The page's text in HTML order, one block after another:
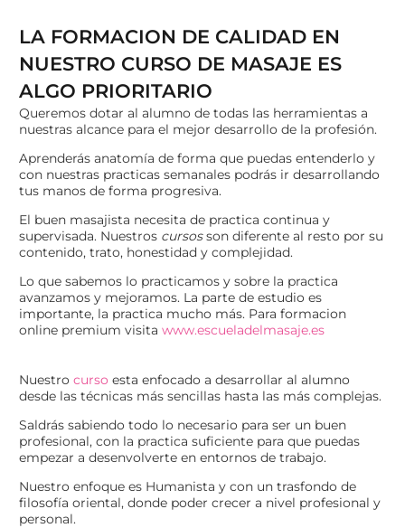
LA FORMACION DE CALIDAD EN
NUESTRO CURSO DE MASAJE ES
ALGO PRIORITARIO
Queremos dotar al alumno de todas las herramientas a
nuestras alcance para el mejor desarrollo de la profesión.
Aprenderás anatomía de forma que puedas entenderlo y
con nuestras practicas semanales podrás ir desarrollando
tus manos de forma progresiva.
El buen masajista necesita de practica continua y
supervisada. Nuestros cursosson diferente al resto por su
contenido, trato, honestidad y complejidad.
Lo que sabemos lo practicamos y sobre la practica
avanzamos y mejoramos. La parte de estudio es
importante, la practica mucho más. Para formacion
online premium visita www.escueladelmasaje.es
Nuestro curso esta enfocado a desarrollar al alumno
desde las técnicas más sencillas hasta las más complejas.
Saldrás sabiendo todo lo necesario para ser un buen
profesional, con la practica suficiente para que puedas
empezar a desenvolverte en entornos de trabajo.
Nuestro enfoque es Humanista y con un trasfondo de
filosofía oriental, donde poder crecer a nivel profesional y
personal.